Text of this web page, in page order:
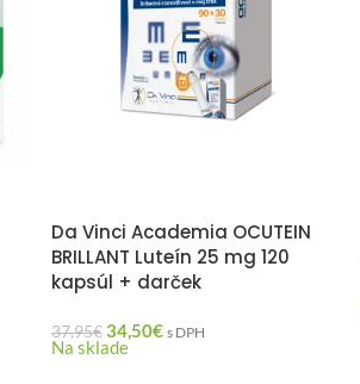
Da Vinci Academia OCUTEIN
BRILLANT Luteín 25 mg 120
kapsúl + darček
37,95€ 34,50€ s DPH
Na sklade